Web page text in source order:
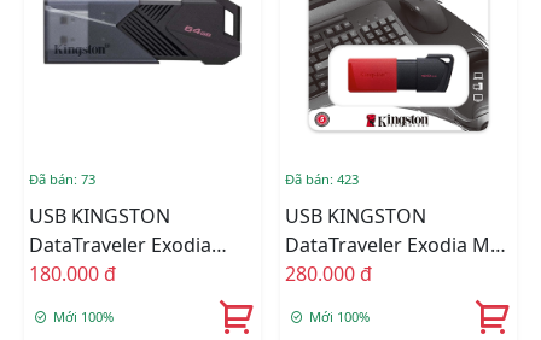
Đã bán: 73
USB KINGSTON
DataTraveler Exodia
Onyx 64GB USB 3.2 Gen
180.000 đ
Mới 100%
Đã bán: 423
USB KINGSTON
DataTraveler Exodia M
128GB USB 3.2 Gen 1
280.000 đ
Mới 100%